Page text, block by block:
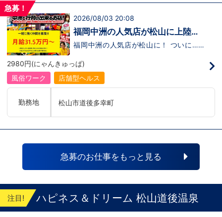
新人キャストさんにお仕事を教えるアドバ
は年功序列ではなく実力主義です。 頑張
り次第でいくらでも店長や幹部枠への昇格
が可能なんです！力のある方には必要な席
をしっかりご用意できる環境ですのでご安
で店長になった先輩もいます。その先輩の
あとにアナタも続きませんか！？
水戸：水戸駅からバス5分 北海道 札幌：すす
きの駅から徒歩5分 中国・四国 鳥取：米子市
皆生温泉 愛媛：松山道後温泉 九州・沖縄 福
岡：中洲川端駅から徒歩8分 沖縄：那覇市※出
店準備中 他にも続々出店予定 遠方からのご応
募の方にはWEB面接対応しております
急募！
2026/08/03 20:08
福岡中洲の人気店が松山に上陸！
まだまだ役職ポストに空き発生
福岡中洲の人気店が松山に！ ついに…！
した！！ (๑´ω`ﾉﾉﾞぱちぱち～ オープンし
たばかりなのですが…！【好調につき】一
緒に働ける仲間を募集中！ 役職ポストに
空き有。 上が詰まっているから店長には
ならないと上にはいけない…。 そんなこ
とは2980円ではございませ
ん！！！！ 実力主義ですので、勤続年数
ても、頑張り次第で役職者へのしあがれま
輩も！ こう聞くと夢のある仕事だと思い
ます。一般企業で上に駆け上がるまでは勤
続年数や時間が必要で、どれだけ時間をか
けても結果が出ない場合がありますよ
を行う会社ですので、頑張りが認められな
いって事はないんです。認められる＝自分
の自信にも繋がりますので自分自身の成長
2980円(にゃんきゅっぱ)
風俗ワーク
店舗型ヘルス
勤務地 松山市道後多幸町
急募のお仕事をもっと見る
注目! ハピネス＆ドリーム 松山道後温泉